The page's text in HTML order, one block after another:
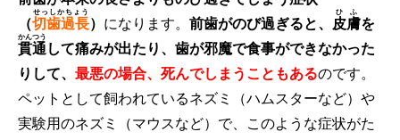
（切歯過長
せっしかちょう
） になります。 前歯がのび過ぎると、 皮膚
ひふ
を
貫通
かんつう
して痛みが出たり、歯が邪魔で食事ができなかった
りして、 最悪の場合、死んでしまうこともあるのです。
ペットとして飼われているネズミ（ハムスターなど）や
実験用のネズミ（マウスなど）で、このような症状がた